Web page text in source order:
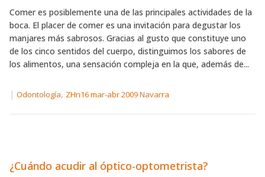
Comer es posiblemente una de las principales actividades de la
boca. El placer de comer es una invitación para degustar los
manjares más sabrosos. Gracias al gusto que constituye uno
de los cinco sentidos del cuerpo, distinguimos los sabores de
los alimentos, una sensación compleja en la que, además de...
| Odontología, ZHn16 mar-abr 2009 Navarra
¿Cuándo acudir al óptico-optometrista?